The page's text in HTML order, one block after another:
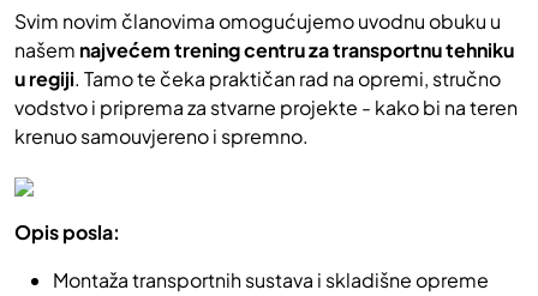
Svim novim članovima omogućujemo uvodnu obuku u
našem najvećem trening centru za transportnu tehniku
u regiji. Tamo te čeka praktičan rad na opremi, stručno
vodstvo i priprema za stvarne projekte - kako bi na teren
krenuo samouvjereno i spremno.
Opis posla:
Montaža transportnih sustava i skladišne opreme